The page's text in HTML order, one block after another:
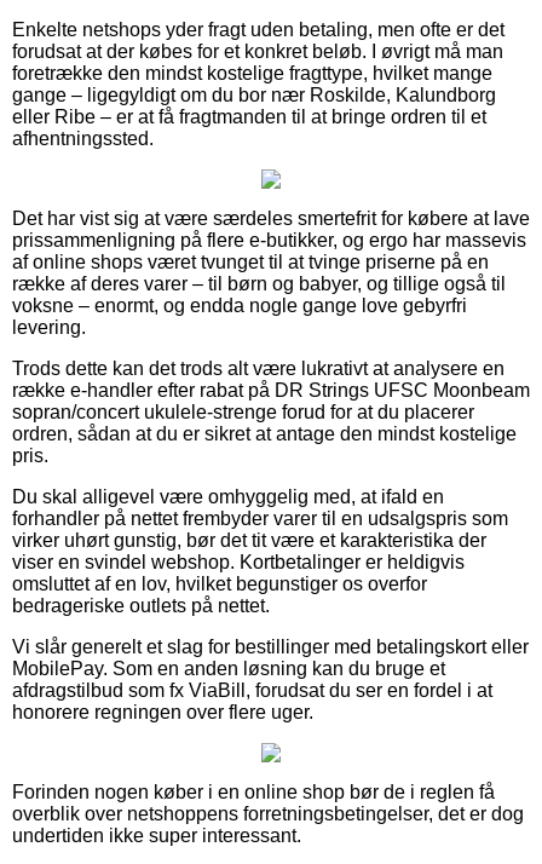
Enkelte netshops yder fragt uden betaling, men ofte er det
forudsat at der købes for et konkret beløb. I øvrigt må man
foretrække den mindst kostelige fragttype, hvilket mange
gange – ligegyldigt om du bor nær Roskilde, Kalundborg
eller Ribe – er at få fragtmanden til at bringe ordren til et
afhentningssted.
Det har vist sig at være særdeles smertefrit for købere at lave
prissammenligning på flere e-butikker, og ergo har massevis
af online shops været tvunget til at tvinge priserne på en
række af deres varer – til børn og babyer, og tillige også til
voksne – enormt, og endda nogle gange love gebyrfri
levering.
Trods dette kan det trods alt være lukrativt at analysere en
række e-handler efter rabat på DR Strings UFSC Moonbeam
sopran/concert ukulele-strenge forud for at du placerer
ordren, sådan at du er sikret at antage den mindst kostelige
pris.
Du skal alligevel være omhyggelig med, at ifald en
forhandler på nettet frembyder varer til en udsalgspris som
virker uhørt gunstig, bør det tit være et karakteristika der
viser en svindel webshop. Kortbetalinger er heldigvis
omsluttet af en lov, hvilket begunstiger os overfor
bedrageriske outlets på nettet.
Vi slår generelt et slag for bestillinger med betalingskort eller
MobilePay. Som en anden løsning kan du bruge et
afdragstilbud som fx ViaBill, forudsat du ser en fordel i at
honorere regningen over flere uger.
Forinden nogen køber i en online shop bør de i reglen få
overblik over netshoppens forretningsbetingelser, det er dog
undertiden ikke super interessant.